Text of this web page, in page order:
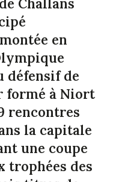
Challans
en
défensif de
formé à Niort
rencontres
la capitale
une coupe
trophées des